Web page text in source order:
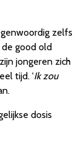
zelfs
good old
jongeren zich
tijd. 'Ik zou
dosis